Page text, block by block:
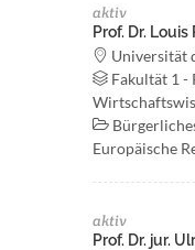
aktiv
Prof. Dr.
Universität
Fakultät 1 -
Europäische
aktiv
Prof. Dr. jur.